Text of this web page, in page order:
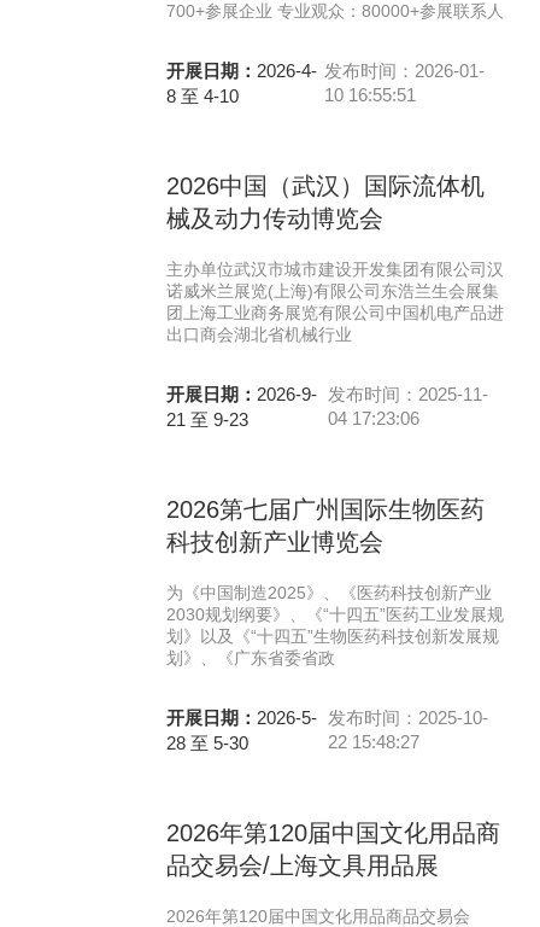
700+参展企业 专业观众：80000+参展联系人
开展日期： 2026-4-
8 至 4-10
发布时间：2026-01-
10 16:55:51
2026中国（武汉）国际流体机
械及动力传动博览会
主办单位武汉市城市建设开发集团有限公司汉
诺威米兰展览(上海)有限公司东浩兰生会展集
团上海工业商务展览有限公司中国机电产品进
出口商会湖北省机械行业
开展日期： 2026-9-
21 至 9-23
发布时间：2025-11-
04 17:23:06
2026第七届广州国际生物医药
科技创新产业博览会
为《中国制造2025》、《医药科技创新产业
2030规划纲要》、《“十四五”医药工业发展规
划》以及《“十四五”生物医药科技创新发展规
划》、《广东省委省政
开展日期： 2026-5-
28 至 5-30
发布时间：2025-10-
22 15:48:27
2026年第120届中国文化用品商
品交易会/上海文具用品展
2026年第120届中国文化用品商品交易会